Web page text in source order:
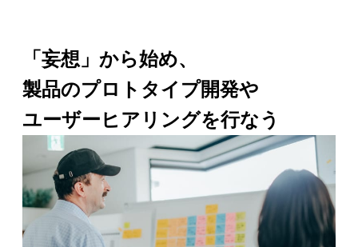
「妄想」から始め、
製品のプロトタイプ開発や
ユーザーヒアリングを行なう